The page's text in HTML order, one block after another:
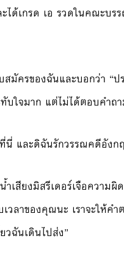
ด้เกรด เอ รวดในคณะบร
สมัครของฉันและบอกว่า “ป
บใจมาก แต่ไม่ได้ตอบคำถ
นี่ และดิฉันรักวรรณคดีอังก
เสียงมิสรีเดอร์เจือความผิ
วลาของคุณนะ เราจะให้คำ
ฉันเดินไปส่ง”